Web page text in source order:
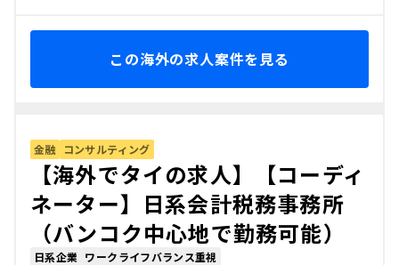
この海外の求人案件を見る
金融 コンサルティング
【海外でタイの求人】【コーディ
ネーター】日系会計税務事務所
（バンコク中心地で勤務可能）
日系企業 ワークライフバランス重視